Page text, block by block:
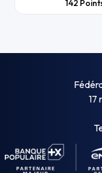
142
17